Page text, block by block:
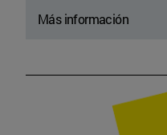
Más información